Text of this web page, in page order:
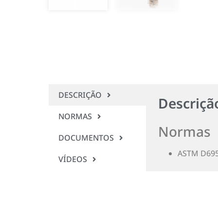
DESCRIÇÃO
NORMAS
DOCUMENTOS
VÍDEOS
Normas
ASTM